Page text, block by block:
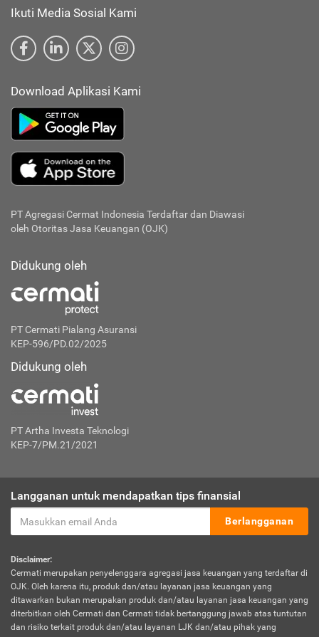
Ikuti Media Sosial Kami
Download Aplikasi Kami
PT Agregasi Cermat Indonesia Terdaftar dan Diawasi
oleh Otoritas Jasa Keuangan (OJK)
Didukung oleh
PT Cermati Pialang Asuransi
KEP-596/PD.02/2025
Didukung oleh
PT Artha Investa Teknologi
KEP-7/PM.21/2021
Langganan untuk mendapatkan tips finansial
Berlangganan
Disclaimer:
Cermati merupakan penyelenggara agregasi jasa keuangan yang terdaftar di
OJK. Oleh karena itu, produk dan/atau layanan jasa keuangan yang
ditawarkan bukan merupakan produk dan/atau layanan jasa keuangan yang
diterbitkan oleh Cermati dan Cermati tidak bertanggung jawab atas tuntutan
dan risiko terkait produk dan/atau layanan LJK dan/atau pihak yang